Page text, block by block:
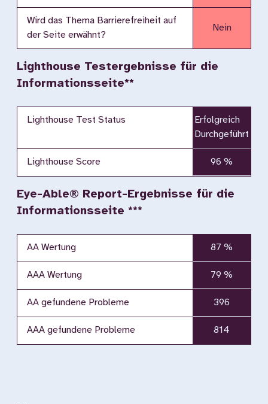
Wird das Thema Barrierefreiheit auf
der Seite erwähnt?
Nein
Lighthouse Testergebnisse für die
Informationsseite**
Lighthouse Test Status
Erfolgreich
Durchgeführt
Lighthouse Score 96 %
Eye-Able® Report-Ergebnisse für die
Informationsseite ***
AA Wertung 87 %
AAA Wertung 79 %
AA gefundene Probleme 396
AAA gefundene Probleme 814